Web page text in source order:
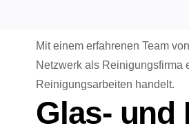
Mit einem erfahrenen Team
Netzwerk als Reinigungsfirma
Reinigungsarbeiten handelt.
Glas- und